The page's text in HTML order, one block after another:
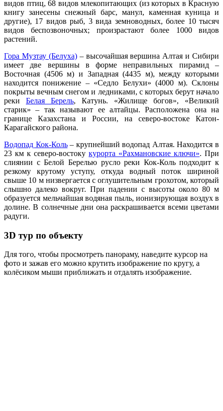
видов птиц, 68 видов млекопитающих (из которых в Красную
книгу занесены снежный барс, манул, каменная куница и
другие), 17 видов рыб, 3 вида земноводных, более 10 тысяч
видов беспозвоночных; произрастают более 1000 видов
растений.
Гора Музтау (Белуха)– высочайшая вершина Алтая и Сибири
имеет две вершины в форме неправильных пирамид –
Восточная (4506 м) и Западная (4435 м), между которыми
находится понижение – «Седло Белухи» (4000 м). Склоны
покрыты вечным снегом и ледниками, с которых берут начало
реки Белая Берель, Катунь. «Жилище богов», «Великий
старик» – так называют ее алтайцы. Расположена она на
границе Казахстана и России, на северо-востоке Катон-
Карагайского района.
Водопад Кок-Коль– крупнейший водопад Алтая. Находится в
23 км к северо-востоку курорта «Рахмановские ключи». При
слиянии с Белой Берелью русло реки Кок-Коль подходит к
резкому крутому уступу, откуда водный поток шириной
свыше 10 м низвергается с оглушительным грохотом, который
слышно далеко вокруг. При падении с высоты около 80 м
образуется мельчайшая водяная пыль, ионизирующая воздух в
долине. В солнечные дни она раскрашивается всеми цветами
радуги.
3D тур по объекту
Для того, чтобы просмотреть панораму, наведите курсор на
фото и зажав его можно крутить изображение по кругу, а
колёсиком мыши приближать и отдалять изображение.